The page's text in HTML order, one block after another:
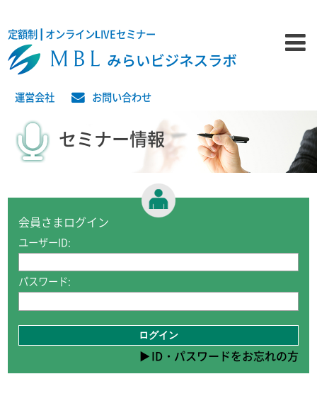
定額制 | オンラインLIVEセミナー
運営会社 お問い合わせ
セミナー情報
会員さまログイン
ユーザーID:
パスワード:
ID・パスワードをお忘れの方